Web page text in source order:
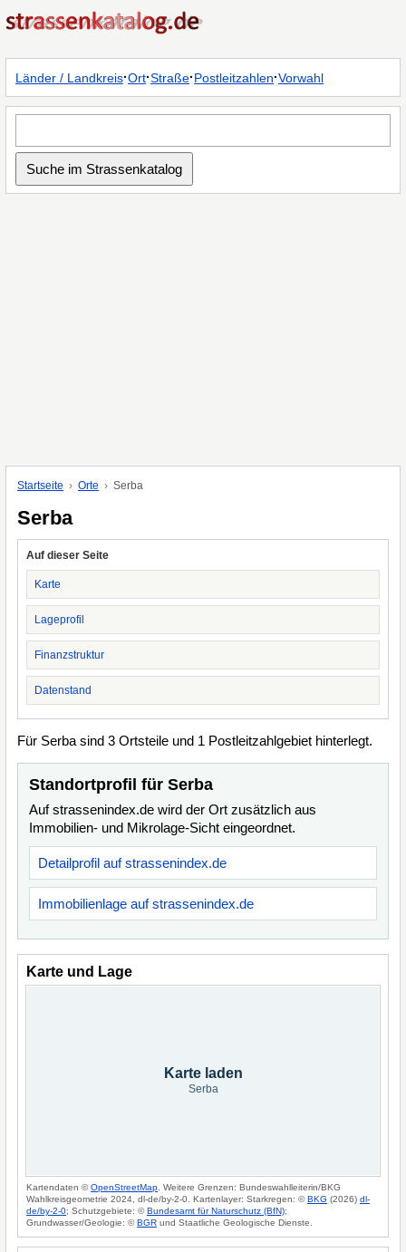
Länder / Landkreis·Ort·Straße·Postleitzahlen·Vorwahl
Startseite Orte Serba
Serba
Auf dieser Seite
Karte
Lageprofil
Finanzstruktur
Datenstand
Für Serba sind 3 Ortsteile und 1 Postleitzahlgebiet hinterlegt.
Standortprofil für Serba
Auf strassenindex.de wird der Ort zusätzlich aus
Immobilien- und Mikrolage-Sicht eingeordnet.
Detailprofil auf strassenindex.de
Immobilienlage auf strassenindex.de
Karte und Lage
Karte laden
Serba
Kartendaten ©OpenStreetMap . Weitere Grenzen: Bundeswahlleiterin/BKG
Wahlkreisgeometrie 2024, dl-de/by-2-0. Kartenlayer: Starkregen: ©BKG (2026) dl-
de/by-2-0; Schutzgebiete: ©Bundesamt für Naturschutz (BfN);
Grundwasser/Geologie: ©BGR und Staatliche Geologische Dienste.